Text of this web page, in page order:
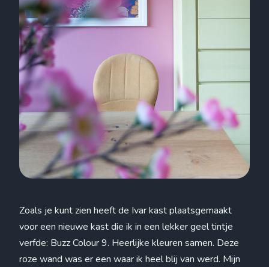
Zoals je kunt zien heeft de Ivar kast plaatsgemaakt
voor een nieuwe kast die ik in een lekker geel tintje
verfde: Buzz Colour 9. Heerlijke kleuren samen. Deze
roze wand was er een waar ik heel blij van werd. Mijn